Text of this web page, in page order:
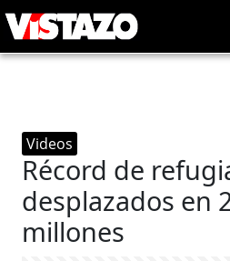
Videos
Récord de
desplazados en
millones